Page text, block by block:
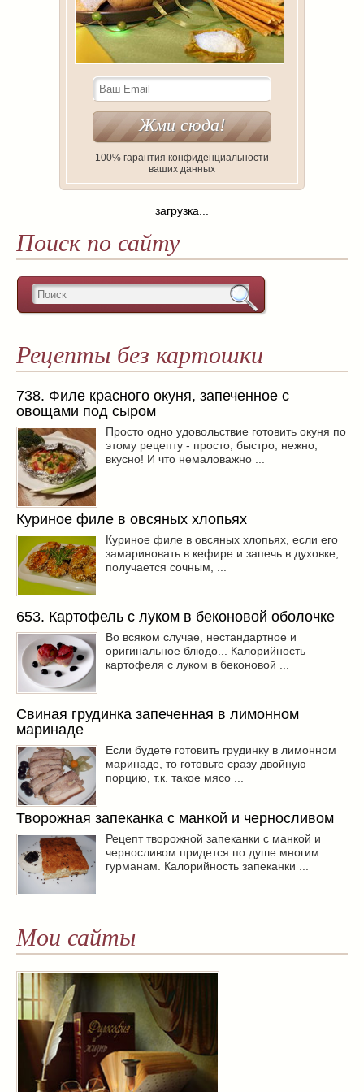
100% гарантия конфиденциальности
ваших данных
загрузка...
Поиск по сайту
Рецепты без картошки
738. Филе красного окуня, запеченное с
овощами под сыром
Просто одно удовольствие готовить окуня по
этому рецепту - просто, быстро, нежно,
вкусно! И что немаловажно ...
Куриное филе в овсяных хлопьях
Куриное филе в овсяных хлопьях, если его
замариновать в кефире и запечь в духовке,
получается сочным, ...
653. Картофель с луком в беконовой оболочке
Во всяком случае, нестандартное и
оригинальное блюдо... Калорийность
картофеля с луком в беконовой ...
Свиная грудинка запеченная в лимонном
маринаде
Если будете готовить грудинку в лимонном
маринаде, то готовьте сразу двойную
порцию, т.к. такое мясо ...
Творожная запеканка с манкой и черносливом
Рецепт творожной запеканки с манкой и
черносливом придется по душе многим
гурманам. Калорийность запеканки ...
Мои сайты